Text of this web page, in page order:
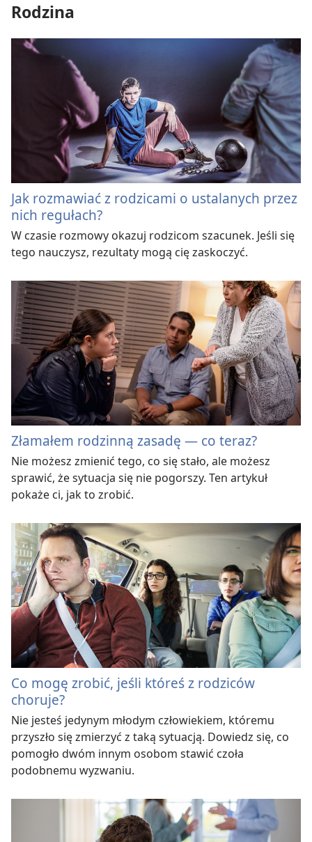
Rodzina
Jak rozmawiać z rodzicami o ustalanych przez
nich regułach?
W czasie rozmowy okazuj rodzicom szacunek. Jeśli się
tego nauczysz, rezultaty mogą cię zaskoczyć.
Złamałem rodzinną zasadę — co teraz?
Nie możesz zmienić tego, co się stało, ale możesz
sprawić, że sytuacja się nie pogorszy. Ten artykuł
pokaże ci, jak to zrobić.
Co mogę zrobić, jeśli któreś z rodziców
choruje?
Nie jesteś jedynym młodym człowiekiem, któremu
przyszło się zmierzyć z taką sytuacją. Dowiedz się, co
pomogło dwóm innym osobom stawić czoła
podobnemu wyzwaniu.